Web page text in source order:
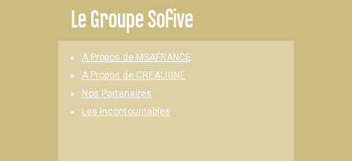
LeGroupe Sofive
A Propos de MSAFRANCE
A Propos de CREALIGNE
Nos Partenaires
Les Incontournables